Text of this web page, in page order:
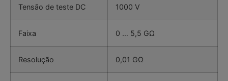
Tensão de teste DC 1000 V
Faixa 0 … 5,5 GΩ
Resolução 0,01 GΩ